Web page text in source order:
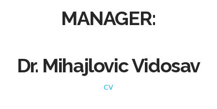
MANAGER:
Dr. Mihajlovic Vidosav
CV